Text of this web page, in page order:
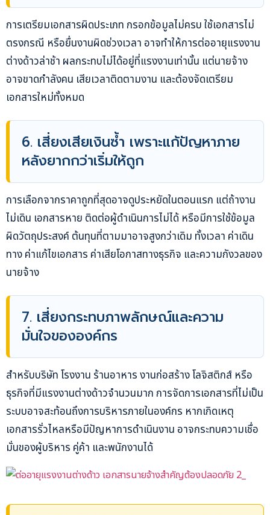
การเตรียมเอกสารผิดประเภท กรอกข้อมูลไม่ครบ ใช้เอกสารไม่
ตรงกรณี หรือยื่นงานผิดช่วงเวลา อาจทำให้การต่ออายุแรงงาน
ต่างด้าวล่าช้า ผลกระทบไม่ได้อยู่ที่แรงงานเท่านั้น แต่นายจ้าง
อาจขาดกำลังคน เสียเวลาติดตามงาน และต้องจัดเตรียม
เอกสารใหม่ทั้งหมด
6. เสี่ยงเสียเงินซ้ำ เพราะแก้ปัญหาภาย
หลังยากกว่าเริ่มให้ถูก
การเลือกจากราคาถูกที่สุดอาจดูประหยัดในตอนแรก แต่ถ้างาน
ไม่เดิน เอกสารหาย ติดต่อผู้ดำเนินการไม่ได้ หรือมีการใช้ข้อมูล
ผิดวัตถุประสงค์ ต้นทุนที่ตามมาอาจสูงกว่าเดิม ทั้งเวลา ค่าเดิน
ทาง ค่าแก้ไขเอกสาร ค่าเสียโอกาสทางธุรกิจ และความกังวลของ
นายจ้าง
7. เสี่ยงกระทบภาพลักษณ์และความ
มั่นใจขององค์กร
สำหรับบริษัท โรงงาน ร้านอาหาร งานก่อสร้าง โลจิสติกส์ หรือ
ธุรกิจที่มีแรงงานต่างด้าวจำนวนมาก การจัดการเอกสารที่ไม่เป็น
ระบบอาจสะท้อนถึงการบริหารภายในองค์กร หากเกิดเหตุ
เอกสารรั่วไหลหรือมีปัญหาการดำเนินงาน อาจกระทบความเชื่อ
มั่นของผู้บริหาร คู่ค้า และพนักงานได้